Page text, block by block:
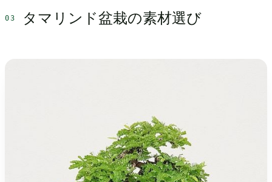
タマリンド盆栽の素材選び